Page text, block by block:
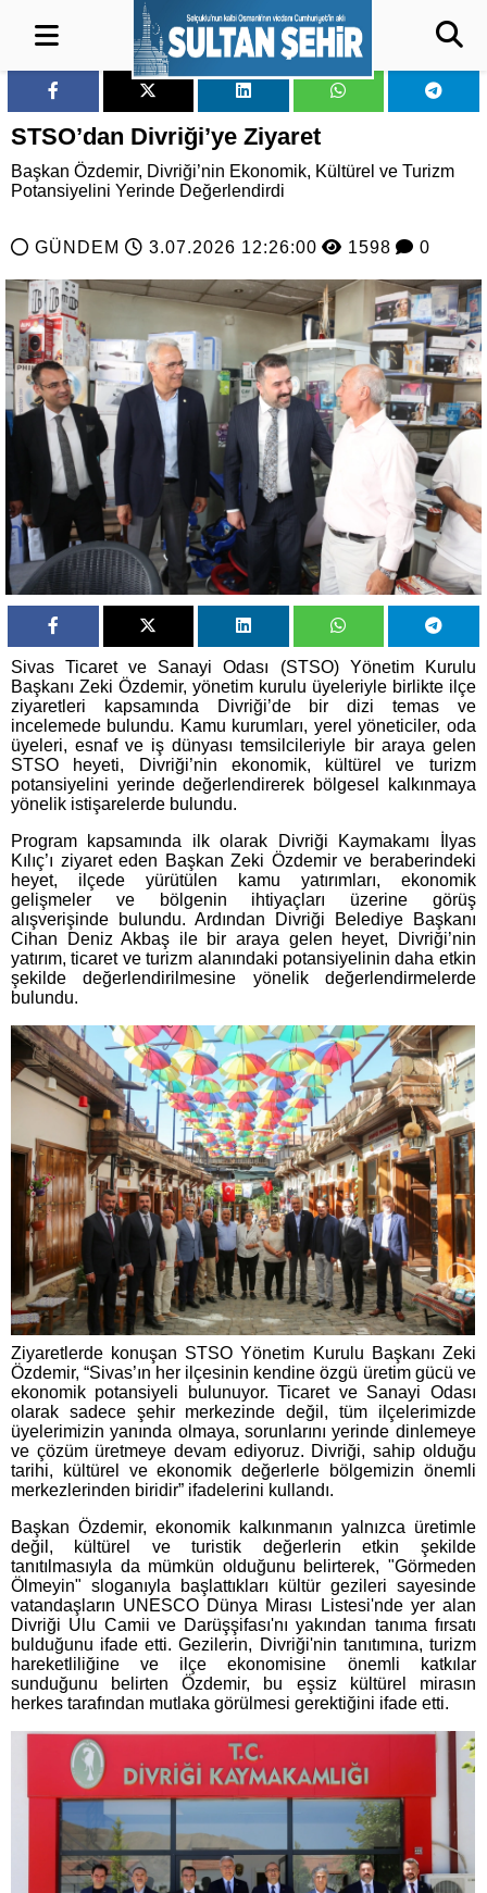
STSO’dan Divriği’ye Ziyaret
Başkan Özdemir, Divriği’nin Ekonomik, Kültürel ve Turizm
Potansiyelini Yerinde Değerlendirdi
GÜNDEM 3.07.2026 12:26:00 1598 0
Sivas Ticaret ve Sanayi Odası (STSO) Yönetim Kurulu
Başkanı Zeki Özdemir, yönetim kurulu üyeleriyle birlikte ilçe
ziyaretleri kapsamında Divriği’de bir dizi temas ve
incelemede bulundu. Kamu kurumları, yerel yöneticiler, oda
üyeleri, esnaf ve iş dünyası temsilcileriyle bir araya gelen
STSO heyeti, Divriği’nin ekonomik, kültürel ve turizm
potansiyelini yerinde değerlendirerek bölgesel kalkınmaya
yönelik istişarelerde bulundu.
Program kapsamında ilk olarak Divriği Kaymakamı İlyas
Kılıç’ı ziyaret eden Başkan Zeki Özdemir ve beraberindeki
heyet, ilçede yürütülen kamu yatırımları, ekonomik
gelişmeler ve bölgenin ihtiyaçları üzerine görüş
alışverişinde bulundu. Ardından Divriği Belediye Başkanı
Cihan Deniz Akbaş ile bir araya gelen heyet, Divriği’nin
yatırım, ticaret ve turizm alanındaki potansiyelinin daha etkin
şekilde değerlendirilmesine yönelik değerlendirmelerde
bulundu.
Ziyaretlerde konuşan STSO Yönetim Kurulu Başkanı Zeki
Özdemir, “Sivas’ın her ilçesinin kendine özgü üretim gücü ve
ekonomik potansiyeli bulunuyor. Ticaret ve Sanayi Odası
olarak sadece şehir merkezinde değil, tüm ilçelerimizde
üyelerimizin yanında olmaya, sorunlarını yerinde dinlemeye
ve çözüm üretmeye devam ediyoruz. Divriği, sahip olduğu
tarihi, kültürel ve ekonomik değerlerle bölgemizin önemli
merkezlerinden biridir” ifadelerini kullandı.
Başkan Özdemir, ekonomik kalkınmanın yalnızca üretimle
değil, kültürel ve turistik değerlerin etkin şekilde
tanıtılmasıyla da mümkün olduğunu belirterek, "Görmeden
Ölmeyin" sloganıyla başlattıkları kültür gezileri sayesinde
vatandaşların UNESCO Dünya Mirası Listesi'nde yer alan
Divriği Ulu Camii ve Darüşşifası'nı yakından tanıma fırsatı
bulduğunu ifade etti. Gezilerin, Divriği'nin tanıtımına, turizm
hareketliliğine ve ilçe ekonomisine önemli katkılar
sunduğunu belirten Özdemir, bu eşsiz kültürel mirasın
herkes tarafından mutlaka görülmesi gerektiğini ifade etti.